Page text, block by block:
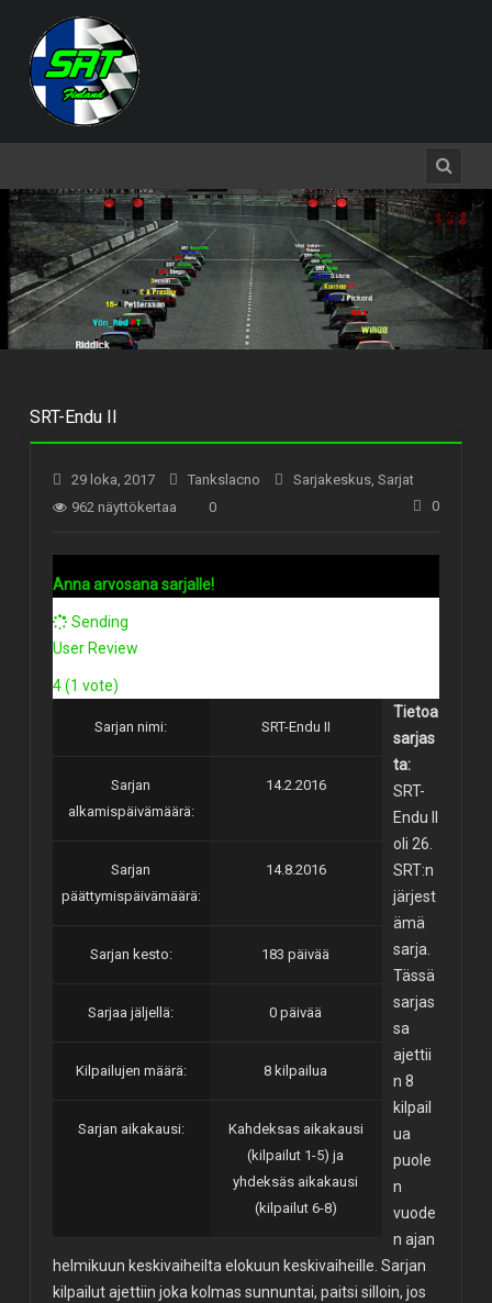
SRT-Endu II
29 loka, 2017 Tankslacno Sarjakeskus, Sarjat
962 näyttökertaa
0 0
Anna arvosana sarjalle!
Sending
User Review
4(1 vote)
Sarjan nimi: SRT-Endu II
Sarjan
alkamispäivämäärä:
14.2.2016
Sarjan
päättymispäivämäärä:
14.8.2016
Sarjan kesto: 183 päivää
Sarjaa jäljellä: 0 päivää
Kilpailujen määrä: 8 kilpailua
Sarjan aikakausi:
Kahdeksas aikakausi
(kilpailut 1-5) ja
yhdeksäs aikakausi
(kilpailut 6-8)
Tietoa
sarjas
ta:
SRT-
Endu II
oli 26.
SRT:n
järjest
ämä
sarja.
Tässä
sarjas
sa
ajettii
n 8
kilpail
ua
puole
n
vuode
n ajan
helmikuun keskivaiheilta elokuun keskivaiheille. Sarjan
kilpailut ajettiin joka kolmas sunnuntai, paitsi silloin, jos